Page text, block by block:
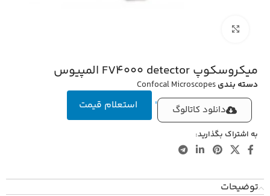
میکروسکوپ FV4000 detector المپیوس
دسته بندیConfocal Microscopes
دانلود کاتالوگ ' استعلام قیمت
به اشتراک بگذارید:
توضیحات